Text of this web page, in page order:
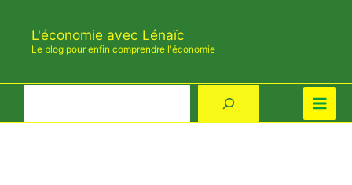
contenu
L'économie avec Lénaïc
Le blog pour enfin comprendre l'économie